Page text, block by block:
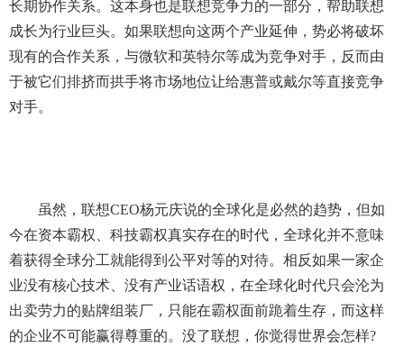
长期协作关系。这本身也是联想竞争力的一部分，帮助联想
成长为行业巨头。如果联想向这两个产业延伸，势必将破坏
现有的合作关系，与微软和英特尔等成为竞争对手，反而由
于被它们排挤而拱手将市场地位让给惠普或戴尔等直接竞争
对手。
虽然，联想CEO杨元庆说的全球化是必然的趋势，但如
今在资本霸权、科技霸权真实存在的时代，全球化并不意味
着获得全球分工就能得到公平对等的对待。相反如果一家企
业没有核心技术、没有产业话语权，在全球化时代只会沦为
出卖劳力的贴牌组装厂，只能在霸权面前跪着生存，而这样
的企业不可能赢得尊重的。没了联想，你觉得世界会怎样?